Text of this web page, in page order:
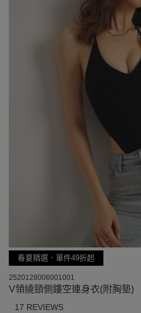
春夏精選．單件49折起
2520128006001001
V領繞頸側鏤空連身衣(附胸墊)
17 REVIEWS